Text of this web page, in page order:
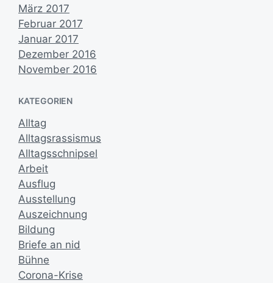
März 2017
Februar 2017
Januar 2017
Dezember 2016
November 2016
KATEGORIEN
Alltag
Alltagsrassismus
Alltagsschnipsel
Arbeit
Ausflug
Ausstellung
Auszeichnung
Bildung
Briefe an nid
Bühne
Corona-Krise